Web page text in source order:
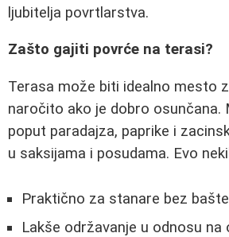
ljubitelja povrtlarstva.
Zašto gajiti povrće na terasi?
Terasa može biti idealno mesto
naročito ako je dobro osunčana.
poput paradajza, paprike i
u saksijama i posudama. Evo
Praktično za stanare bez bašte
Lakše održavanje u odnosu